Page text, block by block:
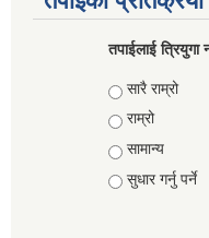
तपाईलाई त्रियुगा
Choices
सारै राम्रो
राम्रो
सामान्य
सुधार गर्नु पर्ने